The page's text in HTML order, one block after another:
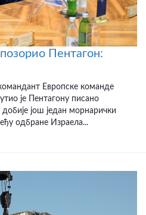
Пентагон:
Европске команде
је Пентагону писано
још један морнарички
одбране Израела...